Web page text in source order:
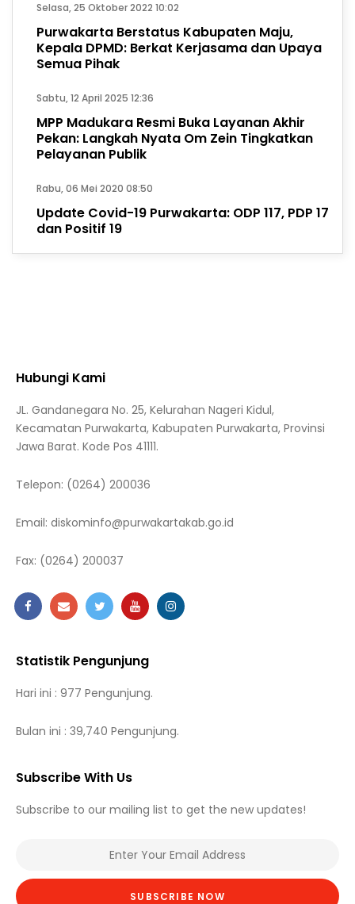
Selasa, 25 Oktober 2022 10:02
Purwakarta Berstatus Kabupaten Maju,
Kepala DPMD: Berkat Kerjasama dan Upaya
Semua Pihak
Sabtu, 12 April 2025 12:36
MPP Madukara Resmi Buka Layanan Akhir
Pekan: Langkah Nyata Om Zein Tingkatkan
Pelayanan Publik
Rabu, 06 Mei 2020 08:50
Update Covid-19 Purwakarta: ODP 117, PDP 17
dan Positif 19
Hubungi Kami
JL. Gandanegara No. 25, Kelurahan Nageri Kidul,
Kecamatan Purwakarta, Kabupaten Purwakarta, Provinsi
Jawa Barat. Kode Pos 41111.
Telepon: (0264) 200036
Email: diskominfo@purwakartakab.go.id
Fax: (0264) 200037
Statistik Pengunjung
Hari ini : 977 Pengunjung.
Bulan ini : 39,740 Pengunjung.
Subscribe With Us
Subscribe to our mailing list to get the new updates!
SUBSCRIBE NOW